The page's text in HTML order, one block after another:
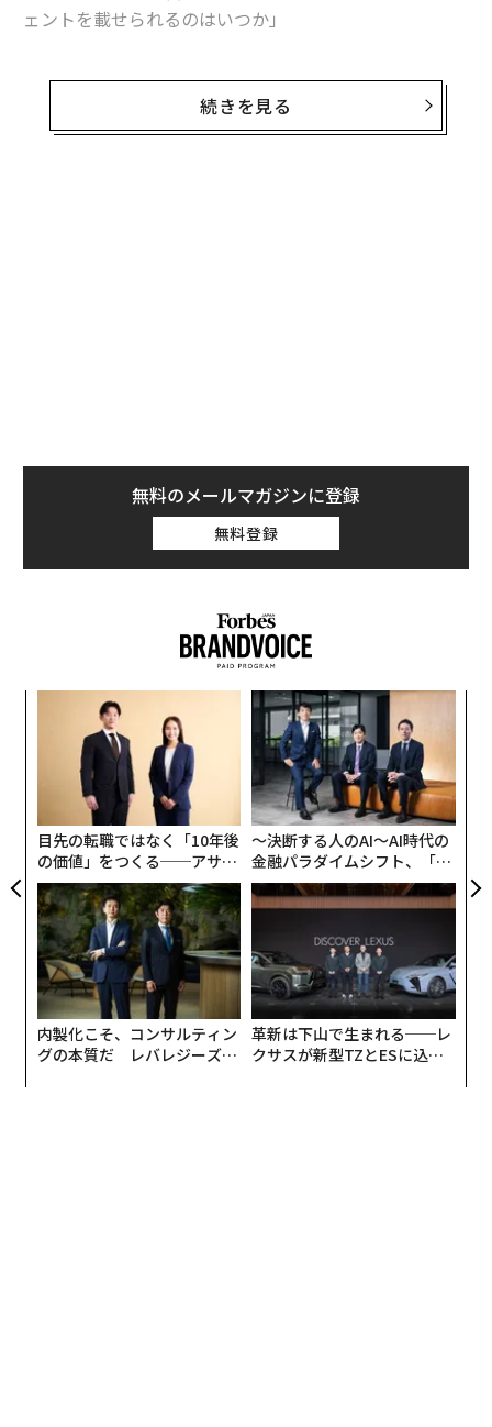
ェントを載せられるのはいつか」
エージェントが有用ではないからではない。有用であ
する事実の収集、その出所の追跡、情報源間の矛盾の解
消、そして人間とソフトウェアの双方に意思決定の信頼
できる拠り所を提供するといった「グラウンディング
（根拠付け）」を担う。
エビデンス層がなければ、自動化は当てずっぽうと大差
業務ワークフローが見た目以上に難しい理由
コンシューマー向けAIでは、もっともらしい答えでたい
てい事足りる。だがエンタープライズAIでは、もっとも
らしい答えが破滅的な結果を招くこともある。
日常的な仕入先への支払いを例に取ろう。関連する事実
は、請求書、発注書、受領書、特別条件を含む契約書、
承認メール、そして6カ月前に誰かがERPに残したメモに
分散しているかもしれない。日々の業務では、買掛金担
当者は、これらの記録が食い違ったときにどの情報源を
信頼すべきかを把握している可能性が高い。発注書の価
格は正しいが、請求書の数量は一部分納を反映している
ことを知っている。この仕入先は必ず3日後に訂正版の
請求書を送ってくることも知っている。
続きを見る
無料のメールマガジンに登録
無料登録
目先の転職ではなく「10年後
の価値」をつくる──アサイ
ンの長期伴走型支援とは
〜決断する人のAI〜AI時代の
金融パラダイムシフト、「超
個別化」の核心 【MUFG×ウ
ェルスナビ×PwC】
内製化こそ、コンサルティン
グの本質だ レバレジーズが
革新は下山で生まれる──レ
クサスが新型TZとESに込め